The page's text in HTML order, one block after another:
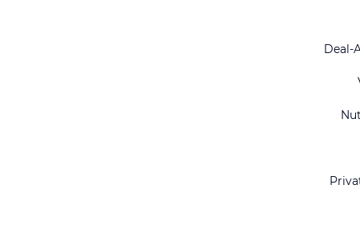
Deal-